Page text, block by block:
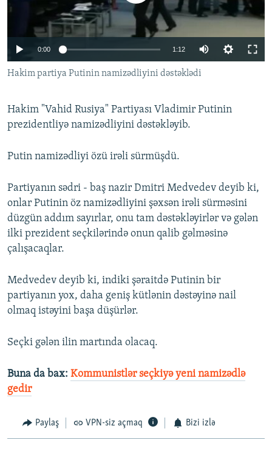
İNFOQRAFIKA
KARIKATURA
AZƏRBAYCAN ƏDƏBIYYATI KITABXANASI
İSLAM VƏ DEMOKRATIYA
İZ - MƏDƏNIYYƏT PROQRAMI
MISSIYAMIZ
PEŞƏ ETIKASI VƏ JURNALISTIKA STANDARTLARIMIZ
MATERIALLARIMIZDAN ISTIFADƏ
AZADLIQRADIOSU MOBIL TELEFONUNUZDA
XƏBƏR BÜLLETENLƏRIMIZ
RFE/RL-in bütün saytları
0:00 1:12
Hakim partiya Putinin namizədliyini dəstəklədi
Hakim "Vahid Rusiya" Partiyası Vladimir Putinin
prezidentliyə namizədliyini dəstəkləyib.
Putin namizədliyi özü irəli sürmüşdü.
Partiyanın sədri - baş nazir Dmitri Medvedev deyib ki,
onlar Putinin öz namizədliyini şəxsən irəli sürməsini
düzgün addım sayırlar, onu tam dəstəkləyirlər və gələn
ilki prezident seçkilərində onun qalib gəlməsinə
çalışacaqlar.
Medvedev deyib ki, indiki şəraitdə Putinin bir
partiyanın yox, daha geniş kütlənin dəstəyinə nail
olmaq istəyini başa düşürlər.
Seçki gələn ilin martında olacaq.
Buna da bax: Kommunistlər seçkiyə yeni namizədlə
gedir
Paylaş VPN-siz açmaq Bizi izlə